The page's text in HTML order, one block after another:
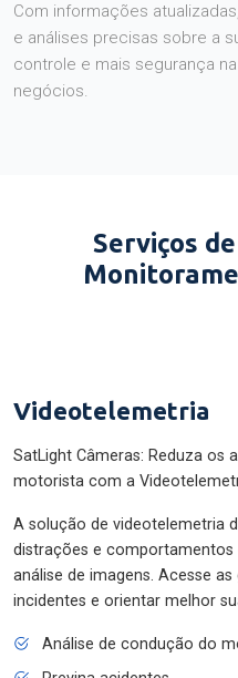
Com informações
e análises precisas sobre a
controle e mais segurança
negócios.
Serviços
Videotelemetria
SatLight Câmeras: Reduza os
motorista com a
A solução de videotelemetria
distrações e
análise de imagens. Acesse
incidentes e orientar melhor
Análise de condução do